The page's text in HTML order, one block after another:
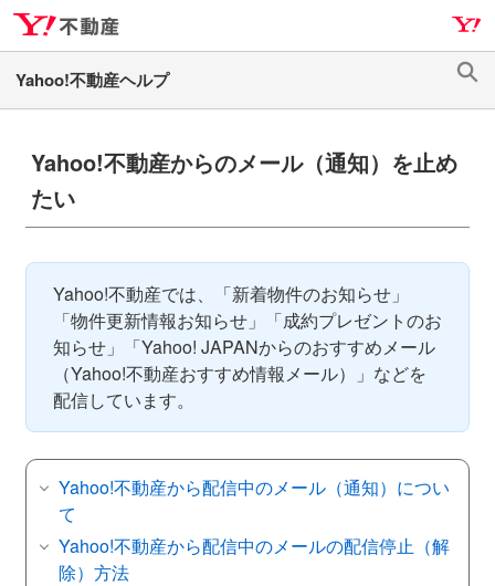
ナ
ビ
ゲ
ー
キ
メ
イ
ン
コ
ス
Yahoo!不動産からのメール（通知）を止め
たい
Yahoo!不動産では、「新着物件のお知らせ」
「物件更新情報お知らせ」「成約プレゼントのお
知らせ」「Yahoo! JAPANからのおすすめメール
（Yahoo!不動産おすすめ情報メール）」などを
配信しています。
Yahoo!不動産から配信中のメール（通知）につい
て
Yahoo!不動産から配信中のメールの配信停止（解
除）方法